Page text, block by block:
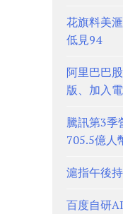
花旗料美
低見94
阿里巴巴
版、加入
騰訊第3
705.5億人
滬指午後
百度自研